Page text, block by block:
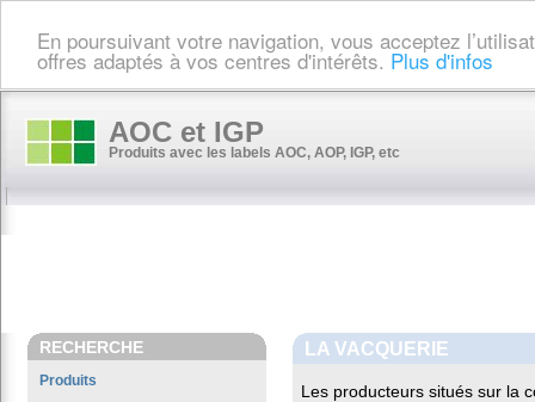
En poursuivant votre navigation, vous acceptez
offres adaptés à vos centres d'intérêts. Plus d'infos
AOC et IGP
Produits avec les labels AOC, AOP, IGP, etc
RECHERCHE
Produits
LA VACQUERIE
Les producteurs situés sur la